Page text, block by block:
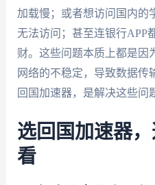
加载慢；或者想访问国内的
无法访问；甚至连银行APP
财。这些问题本质上都是因
网络的不稳定，导致数据传
回国加速器，是解决这些问
选回国加速器
看